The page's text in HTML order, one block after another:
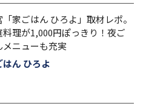
「家ごはん ひろよ」取材レポ。
料理が1,000円ぽっきり！夜ご
メニューも充実
はん ひろよ